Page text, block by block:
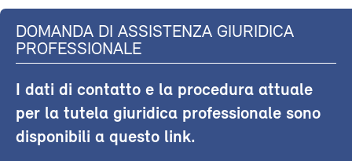
DOMANDA DI ASSISTENZA GIURIDICA
PROFESSIONALE
I dati di contatto e la procedura attuale
per la tutela giuridica professionale sono
disponibili a questo link.